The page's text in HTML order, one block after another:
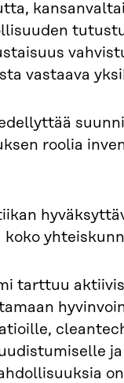
vastaava
roolia
tarttuu